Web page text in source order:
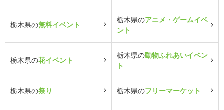
栃木県の無料イベント
栃木県のアニメ・ゲームイベ
ント
栃木県の花イベント
栃木県の動物ふれあいイベン
ト
栃木県の祭り 栃木県のフリーマーケット